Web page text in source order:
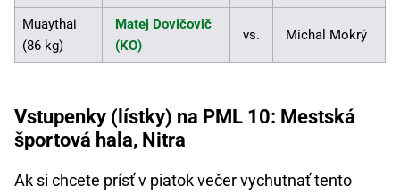
Muaythai
(86 kg)
Matej Dovičovič
(KO)
vs. Michal Mokrý
Vstupenky (lístky) na PML 10: Mestská
športová hala, Nitra
Ak si chcete prísť v piatok večer vychutnať tento